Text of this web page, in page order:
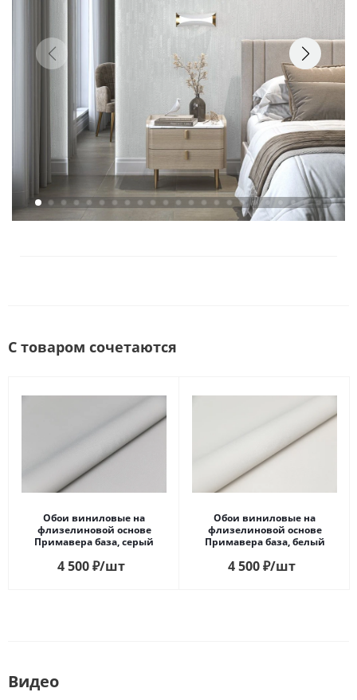
С товаром сочетаются
Обои виниловые на
флизелиновой основе
Примавера база, серый
4 500₽/шт
Обои виниловые на
флизелиновой основе
Примавера база, белый
4 500₽/шт
Видео